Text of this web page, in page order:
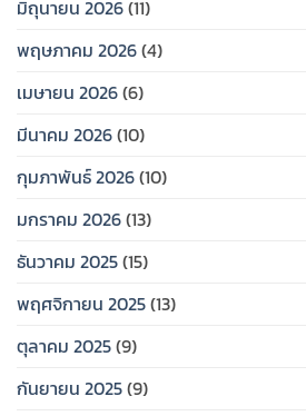
มิถุนายน 2026(11)
พฤษภาคม 2026(4)
เมษายน 2026(6)
มีนาคม 2026(10)
กุมภาพันธ์ 2026(10)
มกราคม 2026(13)
ธันวาคม 2025(15)
พฤศจิกายน 2025(13)
ตุลาคม 2025(9)
กันยายน 2025(9)